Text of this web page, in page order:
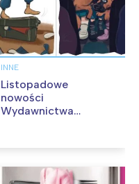
INNE
Listopadowe
nowości
Wydawnictwa